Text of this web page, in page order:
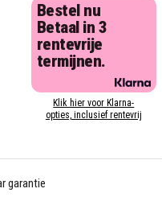
Bestel nu
Betaal in 3
rentevrije
termijnen.
Klik hier voor Klarna-
opties, inclusief rentevrij
garantie